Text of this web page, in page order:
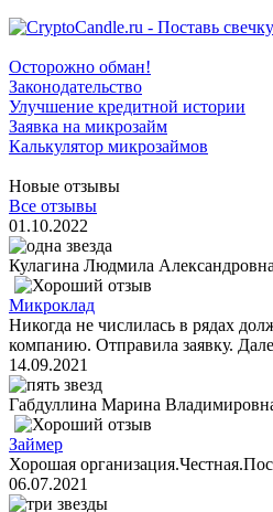
Осторожно обман!
Законодательство
Улучшение кредитной истории
Заявка на микрозайм
Калькулятор микрозаймов
Новые отзывы
Все отзывы
01.10.2022
Кулагина Людмила Александровна
Микроклад
Никогда не числилась в рядах
компанию. Отправила заявку.
14.09.2021
Габдуллина Марина
Займер
Хорошая
06.07.2021